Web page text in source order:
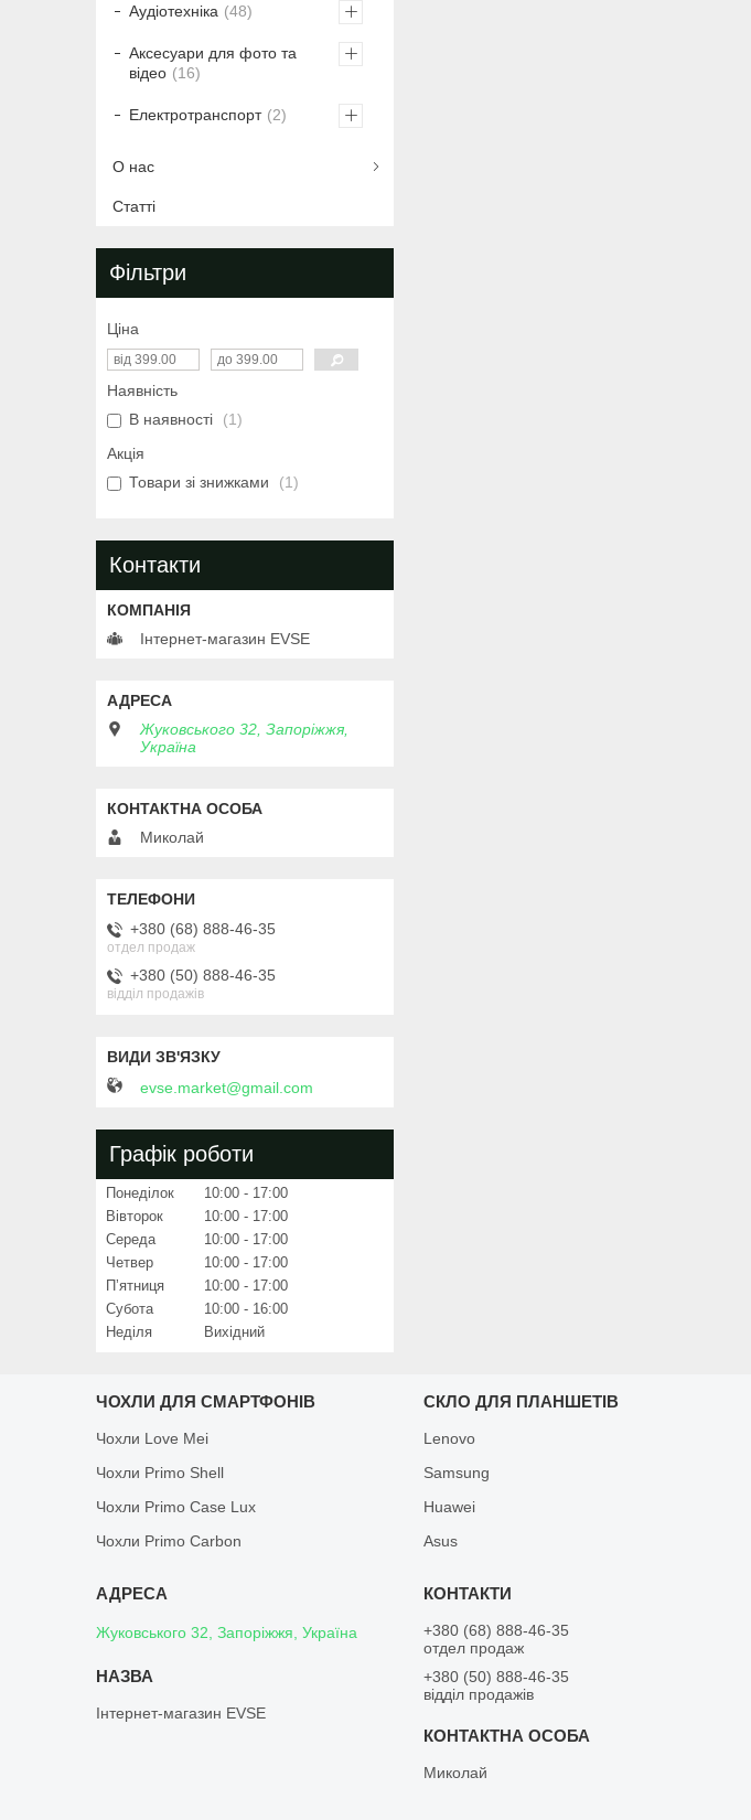
Аудіотехніка 48
Аксесуари для фото та
відео
16
Електротранспорт 2
О нас
Статті
Фільтри
Ціна
Наявність
В наявності
1
Акція
Товари зі знижками
1
Контакти
Інтернет-магазин EVSE
Жуковського 32, Запоріжжя,
Україна
Миколай
+380 (68) 888-46-35
отдел продаж
+380 (50) 888-46-35
відділ продажів
evse.market@gmail.com
Графік роботи
Понеділок 10:00
17:00
Вівторок
10:00
17:00
Середа
10:00
17:00
Четвер
10:00
17:00
Пʼятниця
10:00
17:00
Субота
10:00
16:00
Неділя
Вихідний
ЧОХЛИ ДЛЯ СМАРТФОНІВ
Чохли Love Mei
Чохли Primo Shell
Чохли Primo Case Lux
Чохли Primo Carbon
СКЛО ДЛЯ ПЛАНШЕТІВ
Lenovo
Samsung
Huawei
Asus
Жуковського 32, Запоріжжя, Україна
Інтернет-магазин EVSE
+380 (68) 888-46-35
отдел продаж
+380 (50) 888-46-35
відділ продажів
Миколай